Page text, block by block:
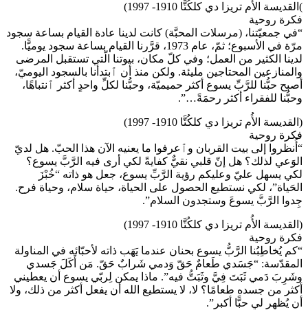
)القديسة الأُم تريزا دي كلكُتَّا 1910- 1997)
فكرة روحية
“في جمعيّتنا، (مرسلات المحبَّة) كانت لدينا عادة القيام بساعة سجود
مرّة في الأسبوع؛ ثمّ، عام 1973، قرَّرنا القيام بساعة سجود يوميًّا.
لدينا الكثير من العمل؛ وفي كلّ مكان، بيوتنا الّتي تستقبل المرضى
والمنازعين المحتاجين مليئة. ولكن منذ أن ٱبتدأنا بالسجود اليوميّ،
أصبح حبُّنا للرَّبِّ يسوع أكثر حميميّة، وحبُّنا لكلِّ واحدٍ أكثر ٱنتباهًا،
وحبُّنا للفقراء أكثر رحمَةً…”.
(القديسة الأُم تريزا دي كلكُتَّا 1910- 1997)
فكرة روحية
“أُنظروا إلى بيت القربان وٱعرفوا ما يعنيه الآن هذا الحبّ. هل لديّ
الوَعي لذلك؟ هل إنّ قلبي نقيٌّ كفايةً لكي أرى فيه الرَّبَّ يسوع؟
لكي يسهل عليّ وعليكم رؤية الرَّبِّ يسوع، جعل هو ذاته “خُبْزَ
الحَياة”، لكي نستطيع الحصول على الحياة، حياة سلام، وحياة فرح.
جِدوا الرَّبَّ يسوعَ وستجدون السلام”.
(القديسة الأُم تريزا دي كلكُتَّا 1910- 1997)
فكرة روحية
“كم يُخاطِبُنا الرَّبُّ يسوع بحنان عندما يَهَب ذاته لأحبّائه في المناولة
المقدّسة: “جَسَدي طَعامٌ حَقّ وَدمي شَرابٌ حَقّ. مَن أَكَلَ جَسدي
وشَرِبَ دَمي ثَبَتَ فِيَّ وثَبَتُّ فيه”. ماذا يمكن لِربّي يسوع أن يعطيني
أكثر من جسده طعامًا؟ لا، لا يستطيع الله أن يفعل أكثر من ذلك، ولا
أن يُظهِر لي حبًّا أكبر”.